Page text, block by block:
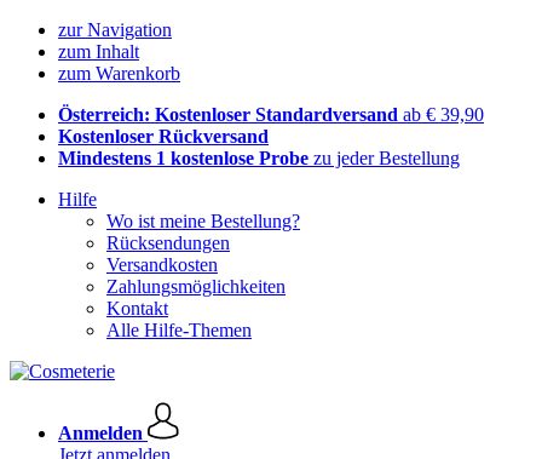
zur Navigation
zum Inhalt
zum Warenkorb
Österreich: Kostenloser Standardversand ab € 39,90
Kostenloser Rückversand
Mindestens 1 kostenlose Probe zu jeder Bestellung
Hilfe
Wo ist meine Bestellung?
Rücksendungen
Versandkosten
Zahlungsmöglichkeiten
Kontakt
Alle Hilfe-Themen
Anmelden
Jetzt anmelden